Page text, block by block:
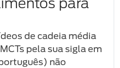
de cadeia média
pela sua sigla em
não